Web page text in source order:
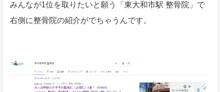
みんなが1位を取りたいと願う「東大和市駅 整骨院」で
右側に整骨院の紹介がでちゃうんです。